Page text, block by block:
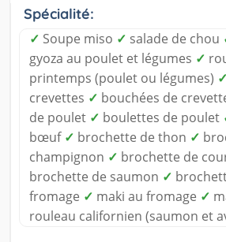
Spécialité:
✓ Soupe miso ✓ salade de chou
gyoza au poulet et légumes ✓
printemps (poulet ou légumes) ✓
crevettes ✓ bouchées de
de poulet ✓ boulettes de poulet
bœuf ✓ brochette de thon ✓
champignon ✓ brochette de
brochette de saumon ✓
fromage ✓ maki au fromage ✓
rouleau californien (saumon et